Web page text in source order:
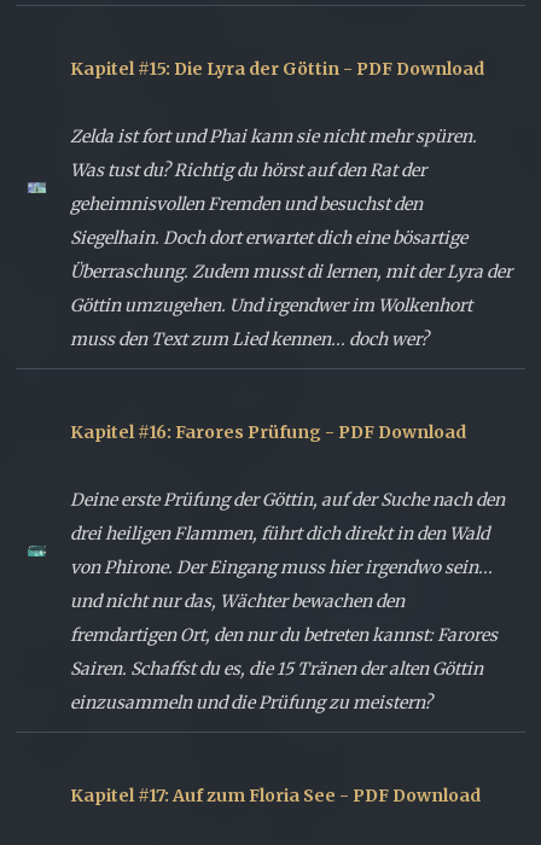
Kapitel #15: Die Lyra der Göttin - PDF Download
Zelda ist fort und Phai kann sie nicht mehr spüren.
Was tust du? Richtig du hörst auf den Rat der
geheimnisvollen Fremden und besuchst den
Siegelhain. Doch dort erwartet dich eine bösartige
Überraschung. Zudem musst di lernen, mit der Lyra der
Göttin umzugehen. Und irgendwer im Wolkenhort
muss den Text zum Lied kennen... doch wer?
Kapitel #16: Farores Prüfung - PDF Download
Deine erste Prüfung der Göttin, auf der Suche nach den
drei heiligen Flammen, führt dich direkt in den Wald
von Phirone. Der Eingang muss hier irgendwo sein...
und nicht nur das, Wächter bewachen den
fremdartigen Ort, den nur du betreten kannst: Farores
Sairen. Schaffst du es, die 15 Tränen der alten Göttin
einzusammeln und die Prüfung zu meistern?
Kapitel #17: Auf zum Floria See - PDF Download